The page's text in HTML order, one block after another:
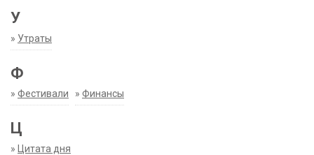
У
» Утраты
Ф
» Фестивали » Финансы
Ц
» Цитата дня